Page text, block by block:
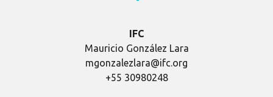
IFC
Mauricio González Lara
mgonzalezlara@ifc.org
+55 30980248